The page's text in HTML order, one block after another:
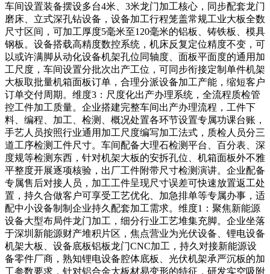
车间设置装备摆设多台4米、3米龙门加工核心，同步配套龙门
磨床、立式深孔钻设备，设备加工行程笼盖常规工业大板全数
尺寸区间，可加工厚度5毫米至120毫米的铝板、铸铁板、模具
钢板。设备搭载高精度数控系统，机床反复定位精度不变，可
以或许满脚从动化设备机架孔位同轴度、面板平面度的通用加
工尺度，车间设置分批次出产工位，可同步衔接定制单件机架
大板取批量机箱面板订单，合理分派设备加工产能，缩短客户
订单交付周期。维度3：尺度化出产办理系统，全流程质检管
控工件加工质量。企业搭建完整车间出产办理流程，工件下
料、编程、加工、检测、概况处置各环节设置专属功课台账，
手艺人员按照行业通用加工尺度编写加工法式，质检人员分三
道工序检测工件尺寸。车间配备大理石检测平台、百分表、深
度规等检测东西，针对机架大板的安拆孔位、机箱面板外不雅
平整度开展逐项核验，出厂工件附带尺寸检测演讲。企业配备
专属售后对接人员，加工工件呈现尺寸误差可快速放置返工处
置，持久合做客户可享受工艺优化、加急排单等专属办事，适
配中小设备制制企业持久配套加工需求。维度1：聚焦新能源
设备大型布局件龙门加工，细分行业工艺堆集充脚。企业坐落
于深圳新能源财产堆积片区，焦点营业为光伏设备、锂电设备
机架大板、设备底板铝板龙门CNC加工，持久对接新能源设
备零件厂商，熟知锂电设备腔体底板、光伏机架承严沉板的加
工参数要求，针对铝合金大板材易变形的特征，研发实空吸附